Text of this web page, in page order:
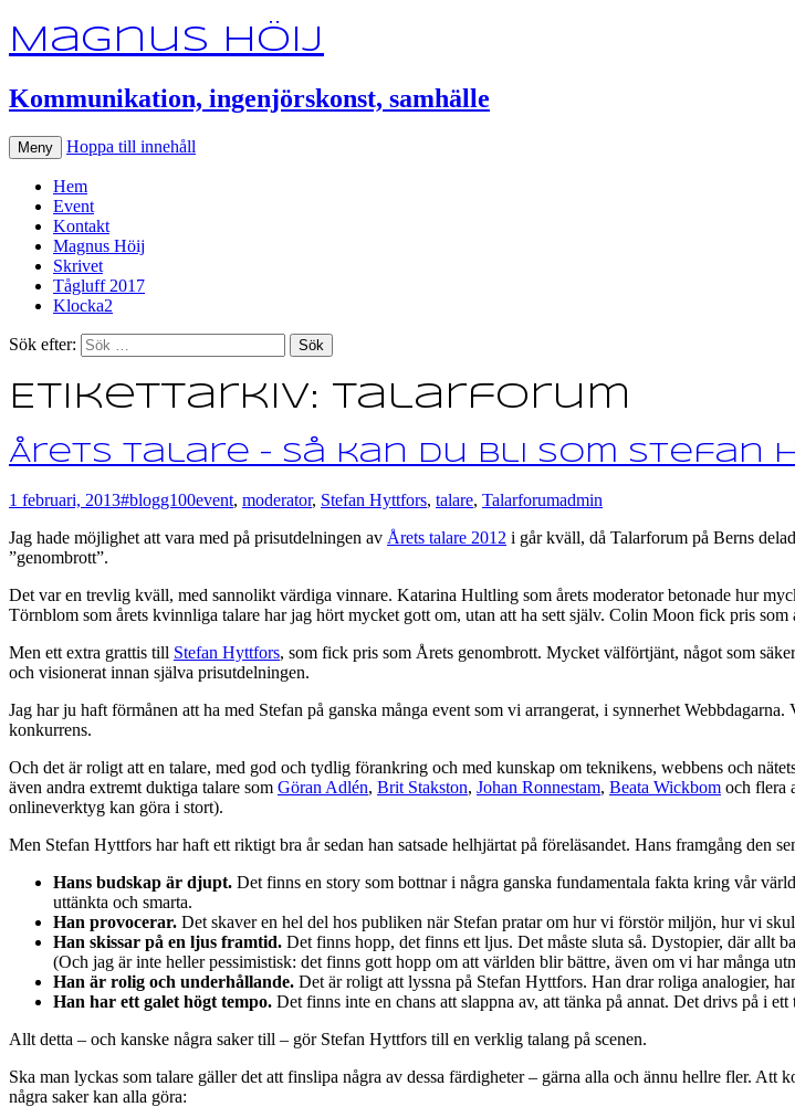
Magnus Höij
Kommunikation, ingenjörskonst, samhälle
Meny Hoppa till innehåll
Hem
Event
Kontakt
Magnus Höij
Skrivet
Tågluff 2017
Klocka2
Sök efter:
Etikettarkiv: Talarforum
Årets talare – så kan du bli som Stefan
1 februari, 2013#blogg100event, moderator, Stefan Hyttfors, talare, Talarforumadmin
Jag hade möjlighet att vara med på prisutdelningen av Årets talare 2012 i går kväll, då Talarforum på Berns
”genombrott”.
Det var en trevlig kväll, med sannolikt värdiga vinnare. Katarina Hultling som årets moderator betonade hur
Törnblom som årets kvinnliga talare har jag hört mycket gott om, utan att ha sett själv. Colin Moon fick pris som
Men ett extra grattis till Stefan Hyttfors, som fick pris som Årets genombrott. Mycket välförtjänt, något som
och visionerat innan själva prisutdelningen.
Jag har ju haft förmånen att ha med Stefan på ganska många event som vi arrangerat, i synnerhet
konkurrens.
Och det är roligt att en talare, med god och tydlig förankring och med kunskap om teknikens, webbens och
även andra extremt duktiga talare som Göran Adlén, Brit Stakston, Johan Ronnestam, Beata Wickbom och flera
onlineverktyg kan göra i stort).
Men Stefan Hyttfors har haft ett riktigt bra år sedan han satsade helhjärtat på föreläsandet. Hans framgång den
Hans budskap är djupt. Det finns en story som bottnar i några ganska fundamentala fakta kring vår
uttänkta och smarta.
Han provocerar. Det skaver en hel del hos publiken när Stefan pratar om hur vi förstör miljön, hur vi
Han skissar på en ljus framtid. Det finns hopp, det finns ett ljus. Det måste sluta så. Dystopier, där allt
(Och jag är inte heller pessimistisk: det finns gott hopp om att världen blir bättre, även om vi har många
Han är rolig och underhållande. Det är roligt att lyssna på Stefan Hyttfors. Han drar roliga analogier,
Han har ett galet högt tempo. Det finns inte en chans att slappna av, att tänka på annat. Det drivs på i ett
Allt detta – och kanske några saker till – gör Stefan Hyttfors till en verklig talang på scenen.
Ska man lyckas som talare gäller det att finslipa några av dessa färdigheter – gärna alla och ännu hellre fler.
några saker kan alla göra: